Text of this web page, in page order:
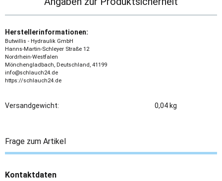
Herstellerinformationen:
Butwillis - Hydraulik GmbH
Hanns-Martin-Schleyer Straße 12
Nordrhein-Westfalen
Mönchengladbach, Deutschland, 41199
info@schlauch24.de
https://schlauch24.de
Versandgewicht: 0,04 kg
Frage zum Artikel
Kontaktdaten